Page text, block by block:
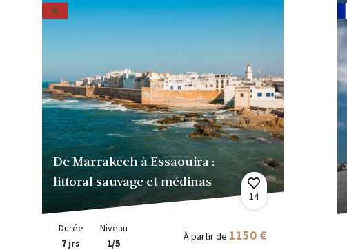
De Marrakech à Essaouira :
littoral sauvage et médinas
14
Durée
7 jrs
Niveau
1/5
À partir de 1150 €